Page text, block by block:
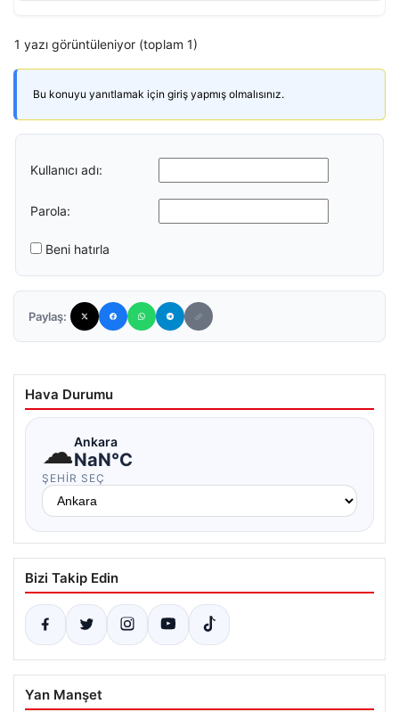
1 yazı görüntüleniyor (toplam 1)
Bu konuyu yanıtlamak için giriş yapmış olmalısınız.
Kullanıcı adı:
Parola:
Beni hatırla
Paylaş:
Hava Durumu
☁Ankara
NaN°C
ŞEHIR SEÇ
Bizi Takip Edin
Yan Manşet